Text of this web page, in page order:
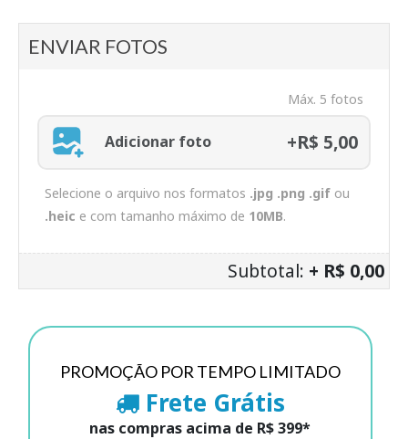
ENVIAR FOTOS
Máx. 5 fotos
Adicionar foto +R$ 5,00
Selecione o arquivo nos formatos .jpg .png .gif ou
.heic e com tamanho máximo de 10MB.
Subtotal: + R$ 0,00
PROMOÇÃO POR TEMPO LIMITADO
Frete Grátis
nas compras acima de R$ 399*